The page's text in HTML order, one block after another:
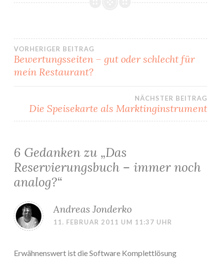
Beitrags-
VORHERIGER BEITRAG
Bewertungsseiten – gut oder schlecht für
mein Restaurant?
NÄCHSTER BEITRAG
Die Speisekarte als Marktinginstrument
6 Gedanken zu „Das
Reservierungsbuch – immer noch
analog?“
Andreas Jonderko
11. FEBRUAR 2011 UM 11:37 UHR
Erwähnenswert ist die Software Komplettlösung